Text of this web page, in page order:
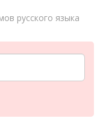
русского языка